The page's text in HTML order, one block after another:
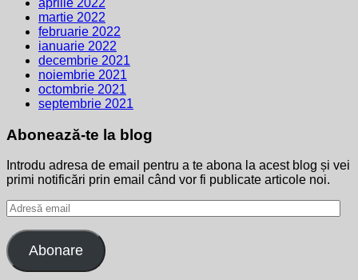
martie 2022
februarie 2022
ianuarie 2022
decembrie 2021
noiembrie 2021
octombrie 2021
septembrie 2021
Abonează-te la blog
Introdu adresa de email pentru a te abona la acest blog și vei
primi notificări prin email când vor fi publicate articole noi.
Adresă
email
Abonare